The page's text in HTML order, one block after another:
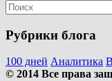
Рубрики блога
100 дней Аналитика
© 2014 Все права